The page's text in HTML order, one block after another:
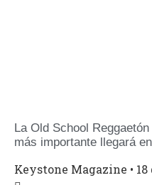
La Old School
más importante llegará
Keystone Magazine